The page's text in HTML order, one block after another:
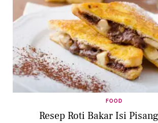
FOOD
Resep Roti Bakar Isi